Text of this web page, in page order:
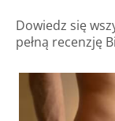
Dowiedz się
pełną recenzję